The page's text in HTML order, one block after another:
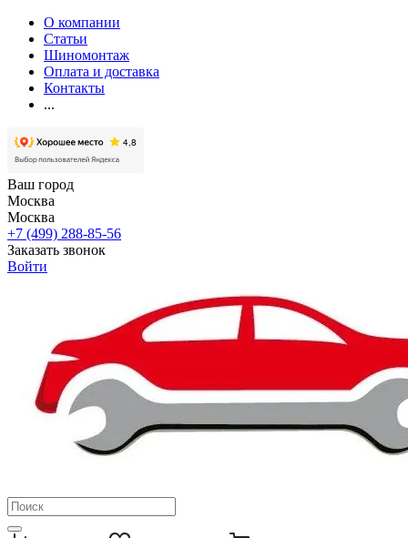
О компании
Статьи
Шиномонтаж
Оплата и доставка
Контакты
...
Ваш город
Москва
Москва
+7 (499) 288-85-56
Заказать звонок
Войти